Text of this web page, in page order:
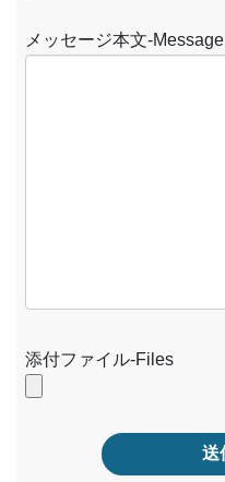
メッセージ本文-Message
添付ファイル-Files